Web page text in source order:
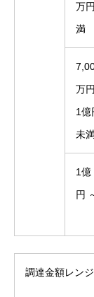
万
満
万
1億
未
1億
円
調達金額レンジ